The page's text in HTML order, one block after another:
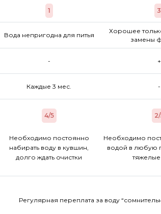
1 3
Вода непригодна для питья
Хорошее
замены
- +
Каждые 3 мес. -
4/5
Необходимо постоянно
набирать воду в кувшин,
долго ждать очистки
Необходимо
водой в любую
Регулярная переплата за воду